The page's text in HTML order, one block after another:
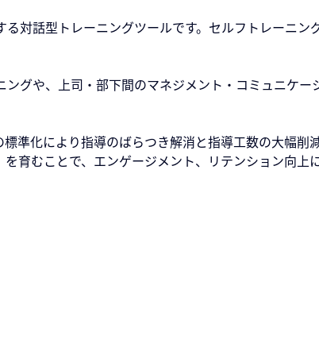
対話型トレーニングツールです。セルフトレーニン
グや、上司・部下間のマネジメント・コミュニケー
準化により指導のばらつき解消と指導工数の大幅削
育むことで、エンゲージメント、リテンション向上